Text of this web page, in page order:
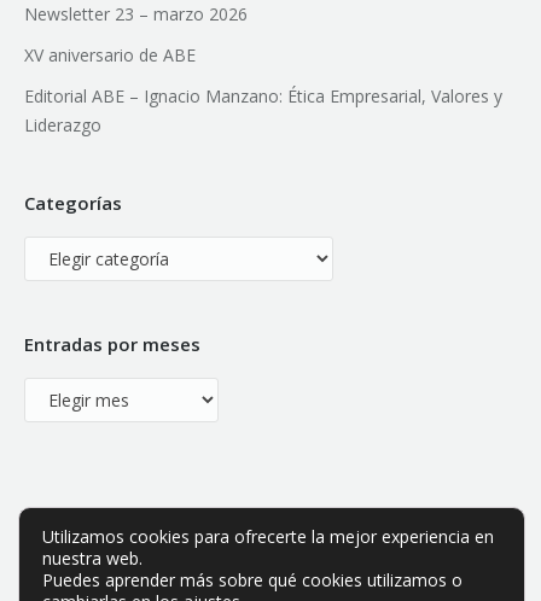
Newsletter 23 – marzo 2026
XV aniversario de ABE
Editorial ABE – Ignacio Manzano: Ética Empresarial, Valores y
Liderazgo
Categorías
Categorías
Entradas por meses
Entradas
por
Utilizamos cookies para ofrecerte la mejor experiencia en
nuestra web.
Puedes aprender más sobre qué cookies utilizamos o